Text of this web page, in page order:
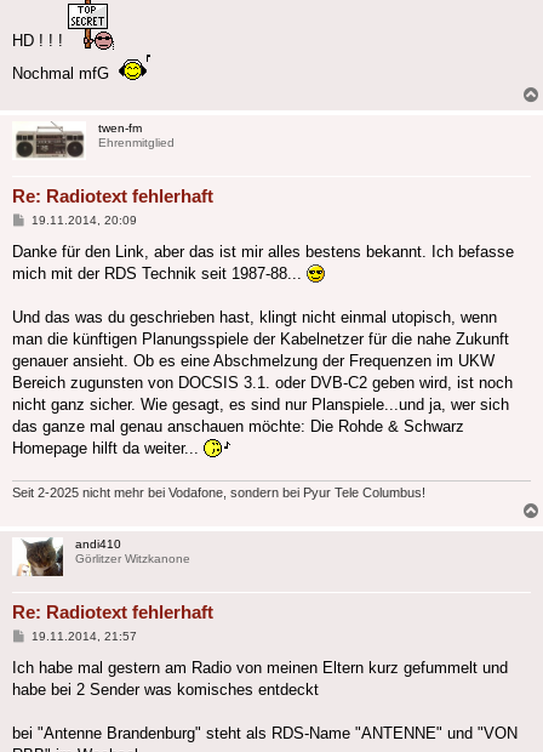
HD ! ! !
Nochmal mfG
twen-fm
Ehrenmitglied
Re: Radiotext fehlerhaft
Beitrag
19.11.2014, 20:09
Danke für den Link, aber das ist mir alles bestens bekannt. Ich befasse
mich mit der RDS Technik seit 1987-88...
Und das was du geschrieben hast, klingt nicht einmal utopisch, wenn
man die künftigen Planungsspiele der Kabelnetzer für die nahe Zukunft
genauer ansieht. Ob es eine Abschmelzung der Frequenzen im UKW
Bereich zugunsten von DOCSIS 3.1. oder DVB-C2 geben wird, ist noch
nicht ganz sicher. Wie gesagt, es sind nur Planspiele...und ja, wer sich
das ganze mal genau anschauen möchte: Die Rohde & Schwarz
Homepage hilft da weiter...
Seit 2-2025 nicht mehr bei Vodafone, sondern bei Pyur Tele Columbus!
andi410
Görlitzer Witzkanone
Re: Radiotext fehlerhaft
Beitrag
19.11.2014, 21:57
Ich habe mal gestern am Radio von meinen Eltern kurz gefummelt und
habe bei 2 Sender was komisches entdeckt
bei "Antenne Brandenburg" steht als RDS-Name "ANTENNE" und "VON